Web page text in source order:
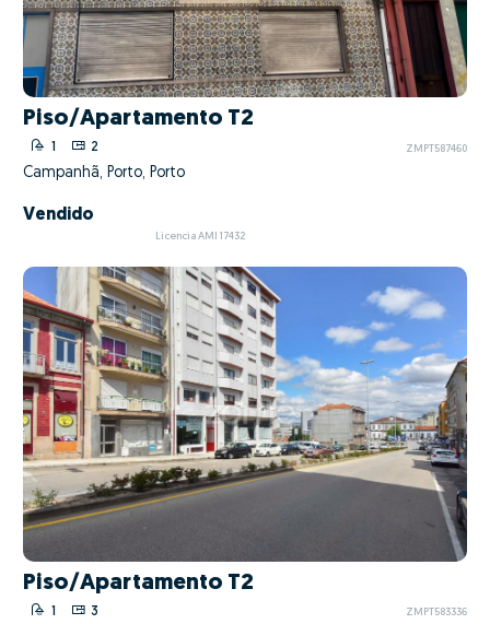
Piso/Apartamento T2
2 ZMPT587460
Campanhã, Porto, Porto
Vendido
Licencia AMI 17432
Piso/Apartamento T2
1 3 ZMPT583336